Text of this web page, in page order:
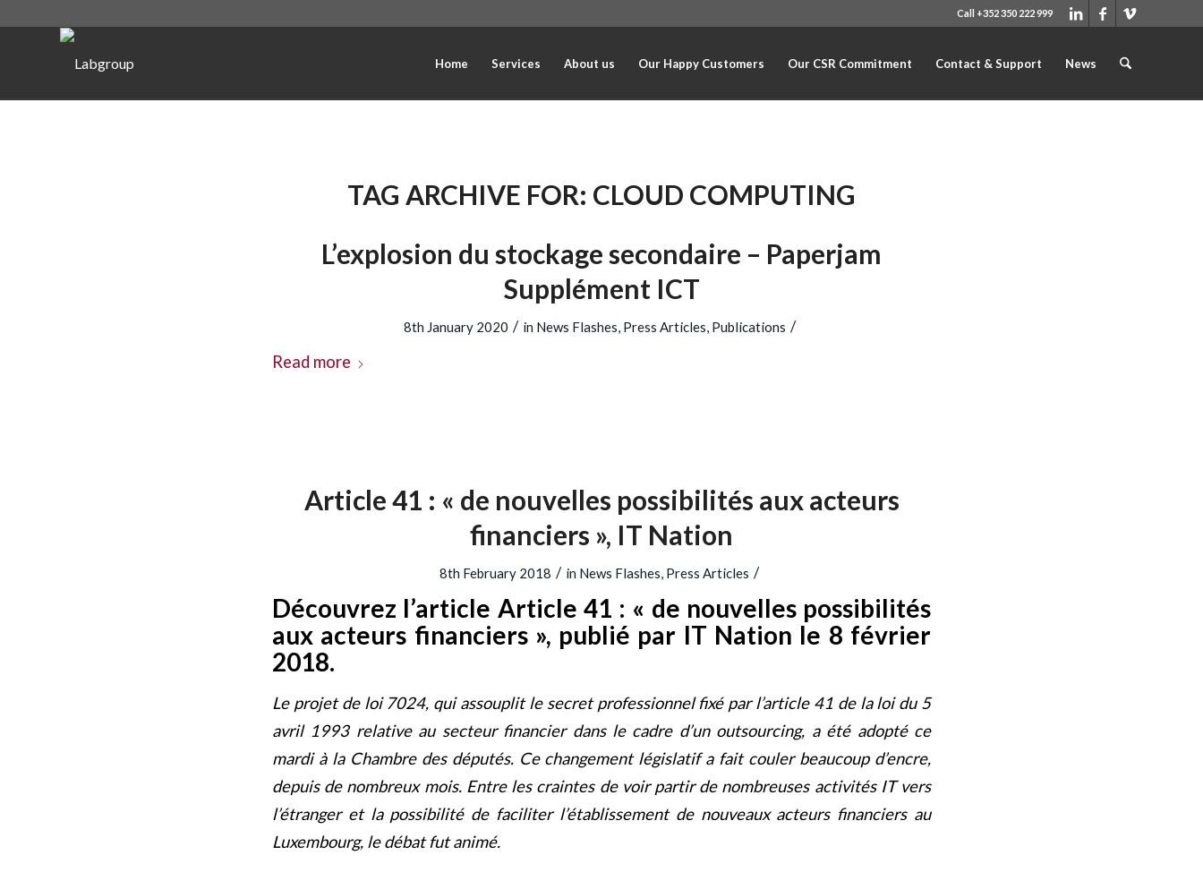
Call +352 350 222 999
Home Services About us Our Happy Customers Our CSR Commitment Contact & Support News
TAG ARCHIVE FOR: CLOUD COMPUTING
L’explosion du stockage secondaire – Paperjam
Supplément ICT
8th January 2020 / in News Flashes, Press Articles, Publications /
Read more
Article 41 : « de nouvelles possibilités aux acteurs
financiers », IT Nation
8th February 2018 / in News Flashes, Press Articles /
Découvrez l’article Article 41 : « de nouvelles possibilités
aux acteurs financiers », publié par IT Nation le 8 février
2018.
Le projet de loi 7024, qui assouplit le secret professionnel fixé par l’article 41 de la loi du 5
avril 1993 relative au secteur financier dans le cadre d’un outsourcing, a été adopté ce
mardi à la Chambre des députés. Ce changement législatif a fait couler beaucoup d’encre,
depuis de nombreux mois. Entre les craintes de voir partir de nombreuses activités IT vers
l’étranger et la possibilité de faciliter l’établissement de nouveaux acteurs financiers au
Luxembourg, le débat fut animé.